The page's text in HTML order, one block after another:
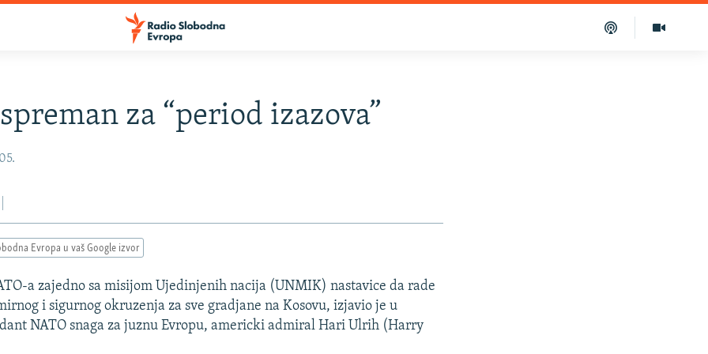
za “period izazova”
Evropa u vaš Google izvor
a zajedno sa misijom Ujedinjenih nacija (UNMIK) nastavice da rade
i sigurnog okruzenja za sve gradjane na Kosovu, izjavio je u
NATO snaga za juznu Evropu, americki admiral Hari Ulrih (Harry